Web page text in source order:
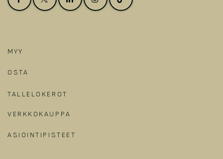
MYY
OSTA
TALLELOKEROT
VERKKOKAUPPA
ASIOINTIPISTEET